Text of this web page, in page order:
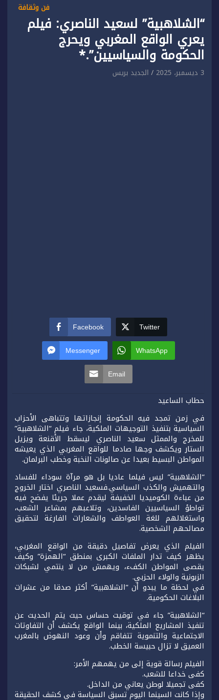
فن وثقافة
“الشلاهبية” لسعيد الناصري: فيلم
يعري الواقع المغربي ويحرج
الحكومة والسياسيين”.*
3 ديسمبر، 2025 الجديد بريس
Facebook Twitter
Messenger WhatsApp
Email
حطاب الساعيد
في زمن تمجد فيه الحكومة إنجازاتها وتتباهى الأحزاب
السياسية بتنفيذ التوجيهات الملكية، جاء فيلم “الشلاهبية”
للمخرج والممثل سعيد الناصري ليسقط الأقنعة ويزيل
الستار ويكشف وجها صادما للواقع المغربي الذي يعيشه
المواطن البسيط بعيدا عن صالونات النخبة وخطب البرلمان.
“الشلاهبية” ليس فيلما عاديا بل هو مرآة سوداء للفساد
والتهميش والكذب السياسي.فسعيد الناصري اختار الخروج
من عباءة الكوميديا الخفيفة ليقدم عملا جريئا يفضح فيه
تواطؤ السياسيين الفاسدين، وتلاعبهم بمشاعر الشعب،
واستغلالهم للغة العواطف والشعارات الفارغة لتحقيق
مصالحهم الشخصية.
الفيلم الذي يعرض تفاصيل دقيقة من الواقع المغربي،
يظهر كيف تدار الملفات الكبرى بمنطق “الهمزة” وكيف
يقصى المواطن الكفء، ويهمش من لا ينتمي لشبكات
الزبونية والولاء الحزبي.
في لحظة ما يبدو أن “الشلاهبية” أكثر صدقا من عشرات
البلاغات الحكومية.
“الشلاهبية” جاء في توقيت حساس حيث يتم الحديث عن
تنفيذ المشاريع الملكية، بينما الواقع يكشف أن التفاوتات
الاجتماعية والتنموية تتفاقم وأن وعود النهوض بالمغرب
العميق لا تزال حبيسة الخطب.
الفيلم رسالة قوية إلى من يهمهم الأمر:
كفى خداعا للشعب.
كفى تجميلا لوطن يعاني من الداخل.
وإذا كانت السينما اليوم تسبق السياسة في كشف الحقيقة